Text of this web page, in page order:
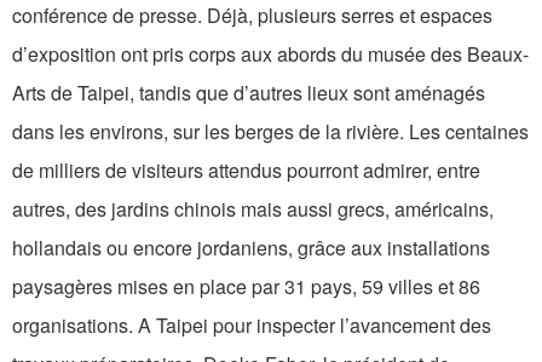
conférence de presse. Déjà, plusieurs serres et espaces
d’exposition ont pris corps aux abords du musée des Beaux-
Arts de Taipei, tandis que d’autres lieux sont aménagés
dans les environs, sur les berges de la rivière. Les centaines
de milliers de visiteurs attendus pourront admirer, entre
autres, des jardins chinois mais aussi grecs, américains,
hollandais ou encore jordaniens, grâce aux installations
paysagères mises en place par 31 pays, 59 villes et 86
organisations. A Taipei pour inspecter l’avancement des